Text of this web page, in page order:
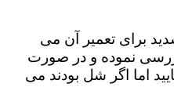
برای تعمیر آن می‌
بررسی نموده و در صورت
اما اگر شل بودند می